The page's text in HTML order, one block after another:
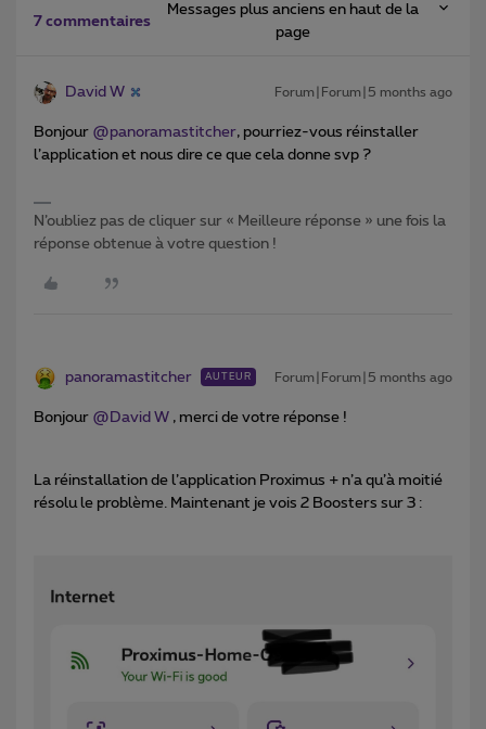
7 commentaires
Messages plus anciens en haut de la
page
David W Forum|Forum|5 months ago
Bonjour ​ @panoramastitcher, pourriez-vous réinstaller
l’application et nous dire ce que cela donne svp ?
N’oubliez pas de cliquer sur « Meilleure réponse » une fois la
réponse obtenue à votre question !
panoramastitcher AUTEUR Forum|Forum|5 months ago
Bonjour ​ @David W , merci de votre réponse !
La réinstallation de l’application Proximus + n’a qu’à moitié
résolu le problème. Maintenant je vois 2 Boosters sur 3 :